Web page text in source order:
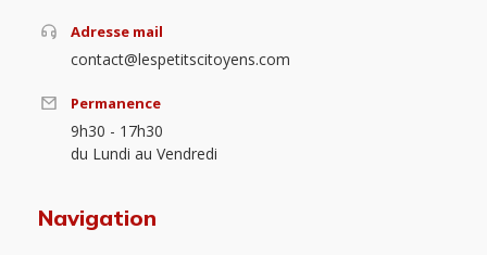
Adresse mail
contact@lespetitscitoyens.com
Permanence
9h30 - 17h30
du Lundi au Vendredi
Navigation